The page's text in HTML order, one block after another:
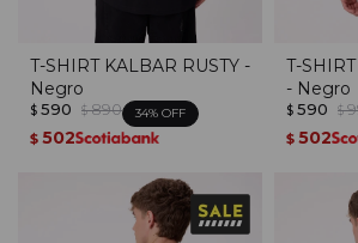
T-SHIRT KALBAR RUSTY -
Negro
$ 590 $ 890 34
$ 502
T-
- Negro
$ 590 $
$ 502